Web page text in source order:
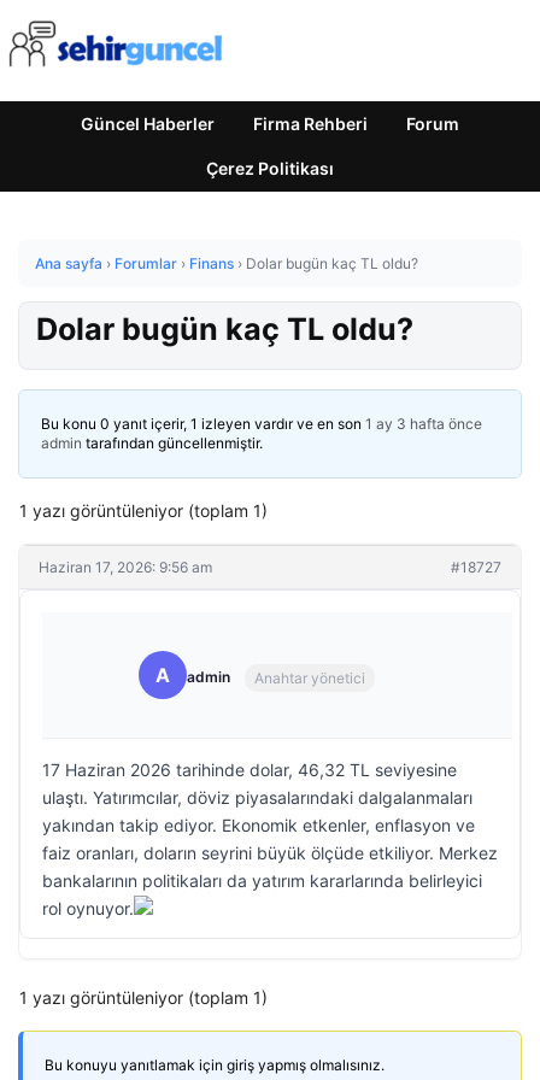
Güncel Haberler Firma Rehberi Forum
Çerez Politikası
Ana sayfa › Forumlar › Finans › Dolar bugün kaç TL oldu?
Dolar bugün kaç TL oldu?
Bu konu 0 yanıt içerir, 1 izleyen vardır ve en son 1 ay 3 hafta önce
admin tarafından güncellenmiştir.
1 yazı görüntüleniyor (toplam 1)
Haziran 17, 2026: 9:56 am #18727
A admin Anahtar yönetici
17 Haziran 2026 tarihinde dolar, 46,32 TL seviyesine
ulaştı. Yatırımcılar, döviz piyasalarındaki dalgalanmaları
yakından takip ediyor. Ekonomik etkenler, enflasyon ve
faiz oranları, doların seyrini büyük ölçüde etkiliyor. Merkez
bankalarının politikaları da yatırım kararlarında belirleyici
rol oynuyor.
1 yazı görüntüleniyor (toplam 1)
Bu konuyu yanıtlamak için giriş yapmış olmalısınız.